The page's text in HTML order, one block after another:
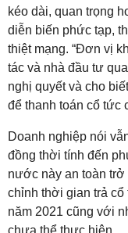
kéo dài, quan trọng
diễn biến phức tạp,
thiệt mạng. “Đơn vị
tác và nhà đầu tư
nghị quyết và cho
để thanh toán cổ tức
Doanh nghiệp nói
đồng thời tính đến
nước này an toàn
chỉnh thời gian trả cổ
năm 2021 cũng với
chưa thể thực hiện.